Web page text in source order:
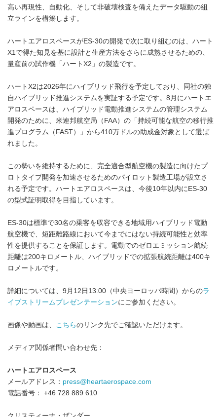
高い再現性、自動化、そして非破壊検査を備えたデータ駆動の組
立ラインを構築します。
ハートエアロスペースがES-30の開発で次に取り組むのは、ハート
X1で得た知見を基に設計と生産方法をさらに成熟させるための、
量産前の試作機「ハートX2」の製造です。
ハートX2は2026年にハイブリッド飛行を予定しており、同社の独
自ハイブリッド推進システムを実証する予定です。8月にハートエ
アロスペースは、ハイブリッド電動推進システムの管理システム
開発のために、米連邦航空局（FAA）の「持続可能な航空の移行推
進プログラム（FAST）」から410万ドルの助成金対象として選ば
れました。
この勢いを維持するために、完全適合型航空機の製造に向けたプ
ロトタイプ開発を加速させるためのパイロット製造工場が設立さ
れる予定です。ハートエアロスペースは、今後10年以内にES-30
の型式証明取得を目指しています。
ES-30は標準で30名の乗客を収容できる地域用ハイブリッド電動
航空機で、短距離路線において今までにはない持続可能性と効率
性を提供することを保証します。電動でのゼロエミッション航続
距離は200キロメートル、ハイブリッドでの拡張航続距離は400キ
ロメートルです。
詳細については、9月12日13:00（中央ヨーロッパ時間）からのラ
イブストリームプレゼンテーションにご参加ください。
画像や動画は、 こちらのリンク先でご確認いただけます。
メディア関係者問い合わせ先：
ハートエアロスペース
メールアドレス： press@heartaerospace.com
電話番号： +46 728 889 610